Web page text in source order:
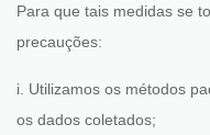
Para que tais medidas se
precauções:
i. Utilizamos os métodos
os dados coletados;